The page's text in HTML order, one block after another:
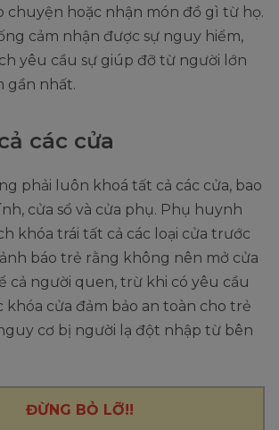
chuyện hoặc nhận món đồ gì từ họ.
cảm nhận được sự nguy hiểm,
yêu cầu sự giúp đỡ từ người lớn
gần nhất.
các cửa
phải luôn khoá tất cả các cửa, bao
cửa sổ và cửa phụ. Phụ huynh
khóa trái tất cả các loại cửa trước
báo trẻ rằng không nên mở cửa
cả người quen, trừ khi có yêu cầu
khóa cửa đảm bảo an toàn cho trẻ
cơ bị người lạ đột nhập từ bên
ĐỪNG BỎ LỠ!!